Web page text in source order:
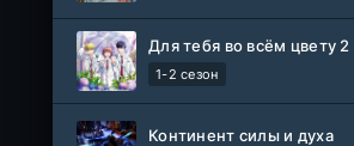
Для тебя во всём цвету 2
1-2 сезон
Континент силы и духа